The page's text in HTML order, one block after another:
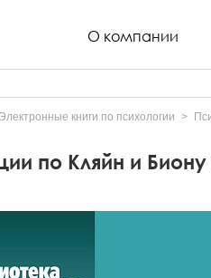
О компании
Электронные книги по психологии
по Кляйн и